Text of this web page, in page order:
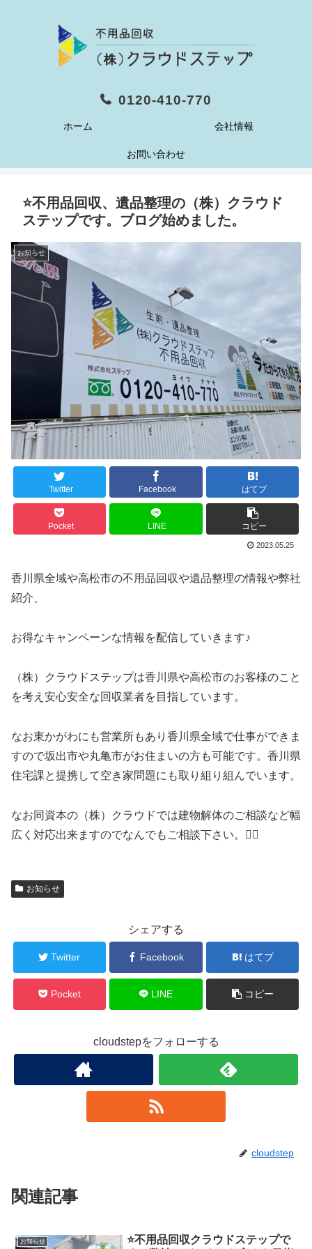
0120-410-770
ホーム 会社情報
お問い合わせ
⭐不用品回収、遺品整理の（株）クラウド
ステップです。ブログ始めました。
お知らせ
Twitter Facebook はてブ
Pocket LINE コピー
2023.05.25
香川県全域や高松市の不用品回収や遺品整理の情報や弊社
紹介、
お得なキャンペーンな情報を配信していきます♪
（株）クラウドステップは香川県や高松市のお客様のこと
を考え安心安全な回収業者を目指しています。
なお東かがわにも営業所もあり香川県全域で仕事ができま
すので坂出市や丸亀市がお住まいの方も可能です。香川県
住宅課と提携して空き家問題にも取り組り組んでいます。
なお同資本の（株）クラウドでは建物解体のご相談など幅
広く対応出来ますのでなんでもご相談下さい。🙇‍♀️
お知らせ
シェアする
Twitter Facebook はてブ
Pocket LINE コピー
cloudstepをフォローする
cloudstep
関連記事
お知らせ
⭐️不用品回収クラウドステップで